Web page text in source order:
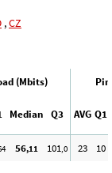
,CZ
(Mbits)
Median Q3 AVG Q1
56,11 101,0 23 10